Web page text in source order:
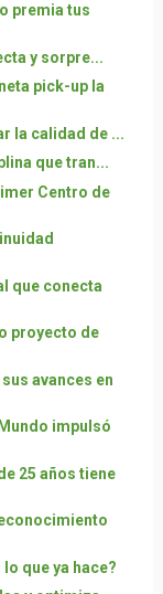
premia tus
y sorpre...
pick-up la
la calidad de ...
que tran...
Centro de
que conecta
proyecto de
avances en
impulsó
25 años tiene
que ya hace?